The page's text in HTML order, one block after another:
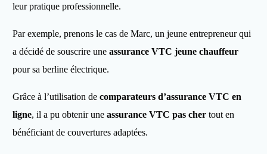
leur pratique professionnelle.
Par exemple, prenons le cas de Marc, un jeune entrepreneur qui
a décidé de souscrire uneassurance VTC jeune chauffeur
pour sa berline électrique.
Grâce à l’utilisation decomparateurs d’assurance VTC en
ligne, il a pu obtenir uneassurance VTC pas cher tout en
bénéficiant de couvertures adaptées.